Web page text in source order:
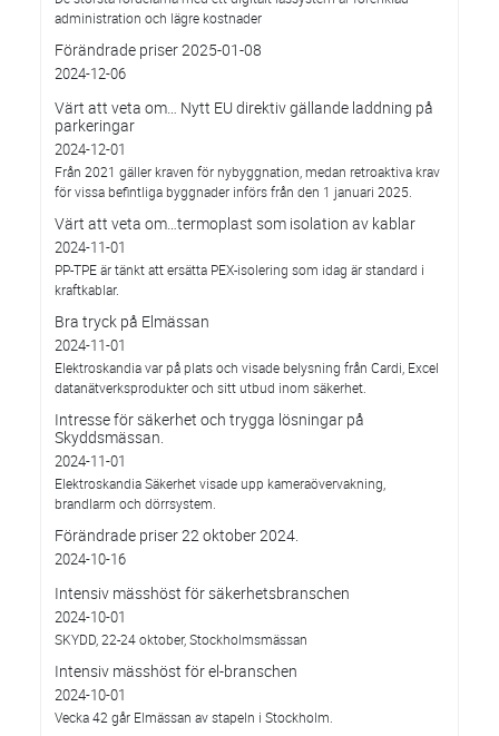
administration och lägre kostnader
Förändrade priser 2025-01-08
2024-12-06
Värt att veta om… Nytt EU direktiv gällande laddning på
parkeringar
2024-12-01
Från 2021 gäller kraven för nybyggnation, medan retroaktiva krav
för vissa befintliga byggnader införs från den 1 januari 2025.
Värt att veta om…termoplast som isolation av kablar
2024-11-01
PP-TPE är tänkt att ersätta PEX-isolering som idag är standard i
kraftkablar.
Bra tryck på Elmässan
2024-11-01
Elektroskandia var på plats och visade belysning från Cardi, Excel
datanätverksprodukter och sitt utbud inom säkerhet.
Intresse för säkerhet och trygga lösningar på
Skyddsmässan.
2024-11-01
Elektroskandia Säkerhet visade upp kameraövervakning,
brandlarm och dörrsystem.
Förändrade priser 22 oktober 2024.
2024-10-16
Intensiv mässhöst för säkerhetsbranschen
2024-10-01
SKYDD, 22-24 oktober, Stockholmsmässan
Intensiv mässhöst för el-branschen
2024-10-01
Vecka 42 går Elmässan av stapeln i Stockholm.